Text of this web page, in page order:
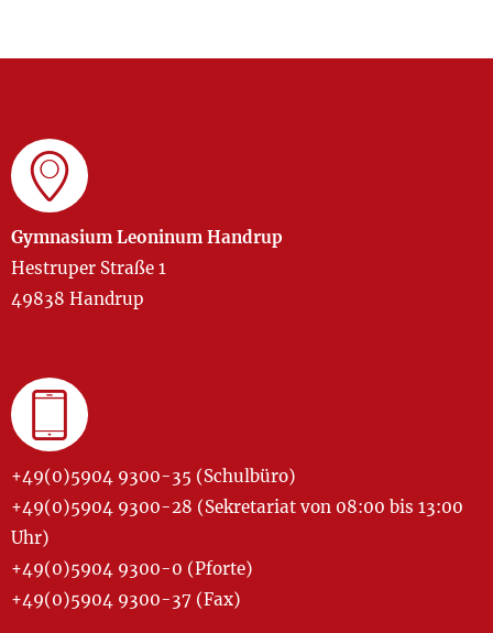
Gymnasium Leoninum Handrup
Hestruper Straße 1
49838 Handrup
+49(0)5904 9300-35 (Schulbüro)
+49(0)5904 9300-28 (Sekretariat von 08:00 bis 13:00
Uhr)
+49(0)5904 9300-0 (Pforte)
+49(0)5904 9300-37 (Fax)